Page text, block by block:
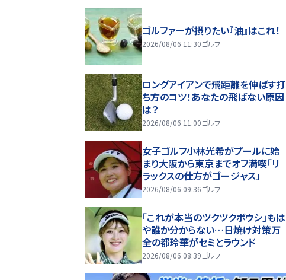
ゴルファーが摂りたい『油』はこれ！
2026/08/06 11:30ゴルフ
ロングアイアンで飛距離を伸ばす打
ち方のコツ！あなたの飛ばない原因
は？
2026/08/06 11:00ゴルフ
女子ゴルフ小林光希がプールに始
まり大阪から東京までオフ満喫「リ
ラックスの仕方がゴージャス」
2026/08/06 09:36ゴルフ
「これが本当のツクツクボウシ」もは
や誰か分からない…日焼け対策万
全の都玲華がセミとラウンド
2026/08/06 08:39ゴルフ